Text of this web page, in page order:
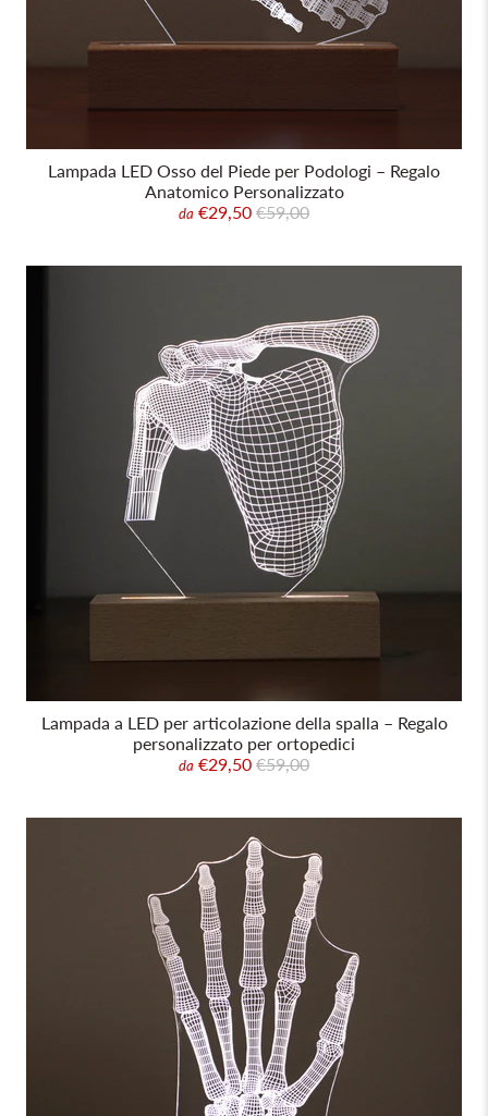
Lampada LED Osso del Piede per Podologi – Regalo
Anatomico Personalizzato
da €29,50 €59,00
Lampada a LED per articolazione della spalla – Regalo
personalizzato per ortopedici
da €29,50 €59,00